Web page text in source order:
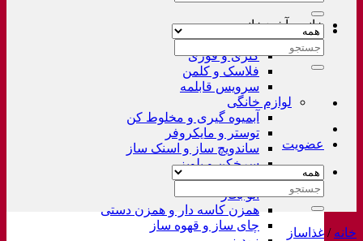
خانه و آشپزخانه
لوازم خانگی غیر برقی
کتری و قوری
فلاسک و کلمن
سرویس قابلمه
لوازم خانگی
آبمیوه گیری و مخلوط کن
توستر و مایکروفر
ساندویچ ساز و اسنک ساز
سرخکن و پلوپز
غذاساز
اتو بخار
همزن کاسه دار و همزن دستی
چای ساز و قهوه ساز
جستجو
عضویت
جستجو
خانه / غذاساز